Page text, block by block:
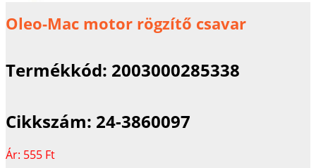
Oleo-Mac motor rögzítő csavar
Termékkód: 2003000285338
Cikkszám: 24-3860097
Ár: 555 Ft